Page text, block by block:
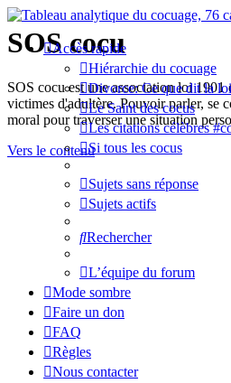
SOS cocu
SOS cocu est une association loi
victimes d'adultère. Pouvoir parler, se
moral pour traverser une situation
Vers le contenu
Accès rapide
Hiérarchie du cocuage
Divorce: Ce que dit la loi
Le Saint des cocus
Les citations célèbres
Si tous les cocus
Sujets sans réponse
Sujets actifs
Rechercher
L’équipe du forum
Mode sombre
Faire un don
FAQ
Règles
Nous contacter